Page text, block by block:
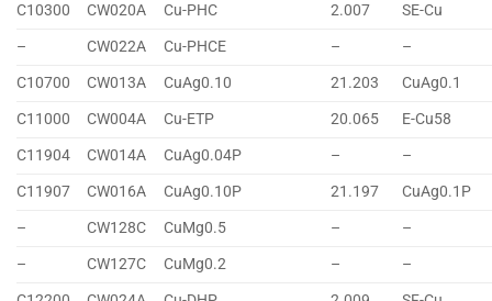
C10300
CW020A Cu-PHC 2.007
SE-Cu
–
CW022A Cu-PHCE –
–
C10700
CW013A CuAg0.10 21.203
CuAg0.1
C11000
CW004A Cu-ETP 20.065
E-Cu58
C11904
CW014A CuAg0.04P –
–
C11907
CW016A CuAg0.10P 21.197
CuAg0.1P
–
CW128C CuMg0.5 –
–
–
CW127C CuMg0.2 –
–